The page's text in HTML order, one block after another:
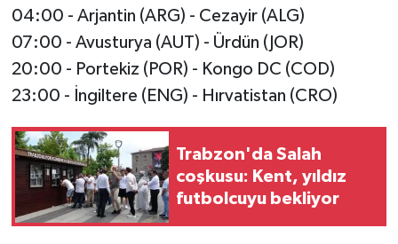
04:00 - Arjantin (ARG) - Cezayir (ALG)
07:00 - Avusturya (AUT) - Ürdün (JOR)
20:00 - Portekiz (POR) - Kongo DC (COD)
23:00 - İngiltere (ENG) - Hırvatistan (CRO)
Trabzon'da Salah
coşkusu: Kent, yıldız
futbolcuyu bekliyor